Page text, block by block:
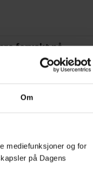
Om
mediefunksjoner og for
på Dagens
forvakt nå
Bull